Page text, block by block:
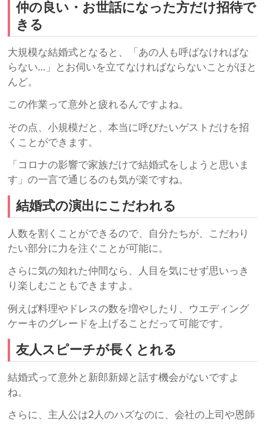
仲の良い・お世話になった方だけ招待で
きる
大規模な結婚式となると、「あの人も呼ばなければな
らない…」とお伺いを立てなければならないことがほと
んど。
この作業って意外と疲れるんですよね。
その点、小規模だと、本当に呼びたいゲストだけを招
くことができます。
「コロナの影響で家族だけで結婚式をしようと思いま
す」の一言で通じるのも気が楽ですね。
結婚式の演出にこだわれる
人数を割くことができるので、自分たちが、こだわり
たい部分に力を注ぐことが可能に。
さらに気の知れた仲間なら、人目を気にせず思いっき
り楽しむこともできますよ。
例えば料理やドレスの数を増やしたり、ウエディング
ケーキのグレードを上げることだって可能です。
友人スピーチが長くとれる
結婚式って意外と新郎新婦と話す機会がないですよ
ね。
さらに、主人公は2人のハズなのに、会社の上司や恩師